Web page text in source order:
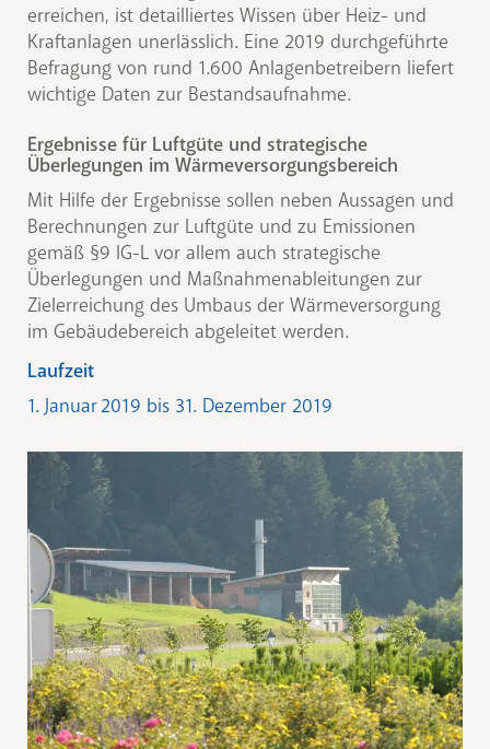
erreichen, ist detailliertes Wissen über Heiz- und
Kraftanlagen unerlässlich. Eine 2019 durchgeführte
Befragung von rund 1.600 Anlagenbetreibern liefert
wichtige Daten zur Bestandsaufnahme.
Ergebnisse für Luftgüte und strategische
Überlegungen im Wärmeversorgungsbereich
Mit Hilfe der Ergebnisse sollen neben Aussagen und
Berechnungen zur Luftgüte und zu Emissionen
gemäß §9 IG-L vor allem auch strategische
Überlegungen und Maßnahmenableitungen zur
Zielerreichung des Umbaus der Wärmeversorgung
im Gebäudebereich abgeleitet werden.
Laufzeit
1. Januar 2019 bis 31. Dezember 2019